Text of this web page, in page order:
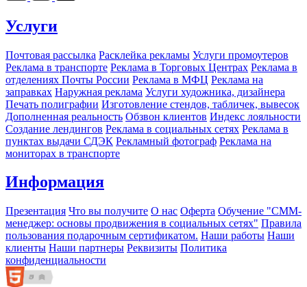
Услуги
Почтовая рассылка Расклейка рекламы Услуги промоутеров
Реклама в транспорте Реклама в Торговых Центрах Реклама в
отделениях Почты России Реклама в МФЦ Реклама на
заправках Наружная реклама Услуги художника, дизайнера
Печать полиграфии Изготовление стендов, табличек, вывесок
Дополненная реальность Обзвон клиентов Индекс лояльности
Создание лендингов Реклама в социальных сетях Реклама в
пунктах выдачи СДЭК Рекламный фотограф Реклама на
мониторах в транспорте
Информация
Презентация Что вы получите О нас Оферта Обучение "СМM-
менеджер: основы продвижения в социальных сетях" Правила
пользования подарочным сертификатом. Наши работы Наши
клиенты Наши партнеры Реквизиты Политика
конфиденциальности